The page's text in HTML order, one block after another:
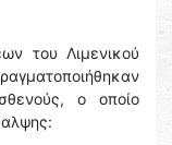
του Λιμενικού
ο οποίο